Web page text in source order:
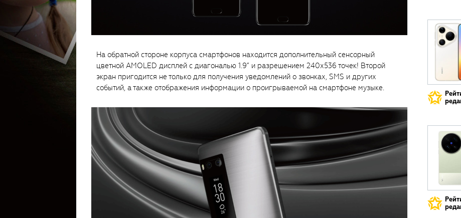
На обратной стороне корпуса смартфонов находится дополнительный сенсорный
цветной AMOLED дисплей с диагональю 1.9” и разрешением 240х536 точек! Второй
экран пригодится не только для получения уведомлений о звонках, SMS и других
событий, а также отображения информации о проигрываемой на смартфоне музыке.